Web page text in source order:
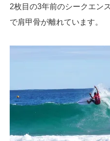
2枚目の3年前のシークエン
で肩甲骨が離れています。